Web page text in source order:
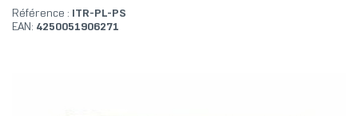
Référence :
ITR-PL-PS
EAN: 4250051906271